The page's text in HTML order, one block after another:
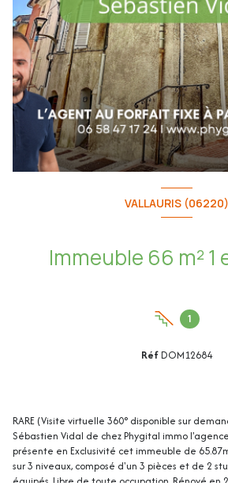
VALLAURIS (06220)
1
RéfDOM12684
RARE (Visite virtuelle 360° disponible sur
Sébastien Vidal de chez Phygital immo
présente en Exclusivité cet immeuble de
sur 3 niveaux, composé d'un 3 pièces et de 2
équipés. Libre de toute occupation. Rénové en